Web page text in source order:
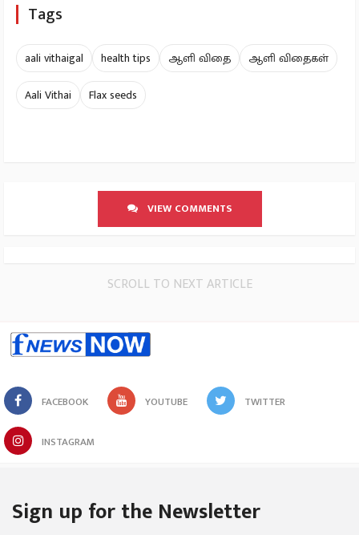
Tags
aali vithaigal health tips ஆளி விதை
ஆளி விதைகள்
Aali Vithai
Flax seeds
VIEW COMMENTS
SCROLL TO NEXT ARTICLE
FACEBOOK YOUTUBE TWITTER
INSTAGRAM
Sign up for the Newsletter